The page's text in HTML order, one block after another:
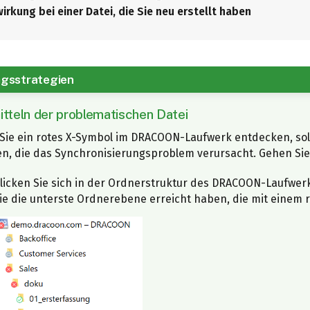
Ihrem PC/Mac vorhanden ist, können Sie die
eine Datei, die bereits in DRACOON vorhanden war,
daher auf anderen Geräten und für andere Benutzer
bei einer Datei, die Sie neu erstellt haben
kann auf anderen Geräten oder von anderen Benutzern
Datei noch nicht zum Download freigegeben werden –
der problematischen Datei
ein rotes X-Symbol im DRACOON-Laufwerk entdecken,
die das Synchronisierungsproblem verursacht. Gehen
Sie sich in der Ordnerstruktur des DRACOON-
die unterste Ordnerebene erreicht haben, die mit einem